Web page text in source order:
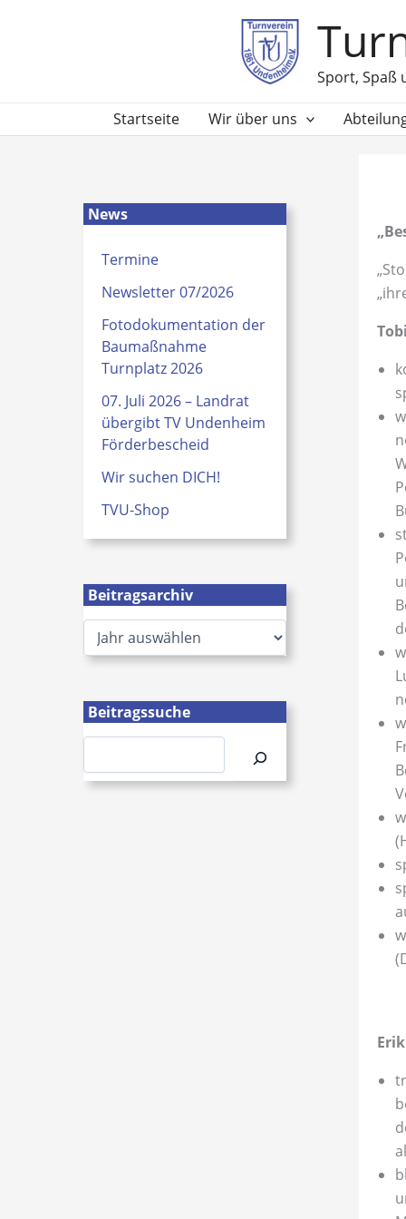
Sport, Spaß
Startseite Wir über uns
News
Termine
Newsletter 07/2026
Fotodokumentation der
Baumaßnahme
Turnplatz 2026
07. Juli 2026 – Landrat
übergibt TV Undenheim
Förderbescheid
Wir suchen DICH!
TVU-Shop
Beitragsarchiv
A
i
Beitragssuche
Suchen